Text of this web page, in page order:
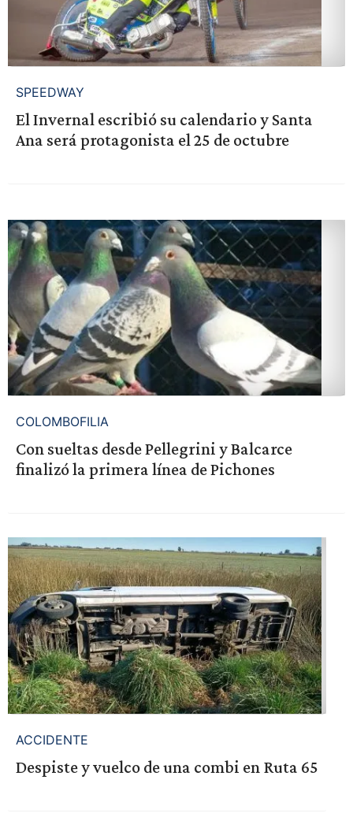
SPEEDWAY
El Invernal escribió su calendario y Santa
Ana será protagonista el 25 de octubre
COLOMBOFILIA
Con sueltas desde Pellegrini y Balcarce
finalizó la primera línea de Pichones
ACCIDENTE
Despiste y vuelco de una combi en Ruta 65